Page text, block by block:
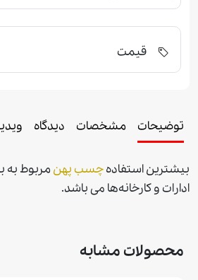
قیمت
توضیحات مشخصات دیدگاه
بيشترين استفادهچسب پهن مربوط به
ادارات و كارخانه‌ها می باشد.
محصولات مشابه